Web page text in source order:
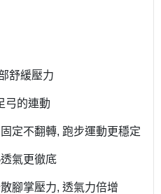
舒緩壓力
弓的連動
定不翻轉, 跑步運動更穩定
氣更徹底
腳掌壓力, 透氣力倍增